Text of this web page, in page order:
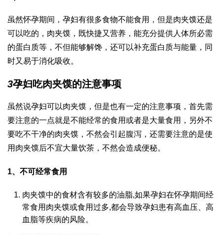
虽然怀孕期间，孕妇有很多食物不能食用，但是肉夹馍还是
可以吃的，肉夹馍，既快捷又营养，能充分提供人体所必需
的蛋白质等，不但能够解馋，还可以补充蛋白质与能量，同
时又易于消化吸收。
3孕妇吃肉夹馍的注意事项
虽然说孕妇可以肉夹馍，但是也有一定的注意事项，首先需
要注意的一点就是不能经常的食用或者是大量食用，另外不
要吃不干净的肉夹馍，不然会引起腹泻，还需要注意的是使
用肉夹馍后不宜大量饮茶，不然会造成便秘。
1、不可经常食用
肉夹馍中的食材含有较多的油脂,如果孕妇在怀孕期间经
常食用肉夹馍或食用过多,都会导致孕妇患有高血压、高
血脂等疾病的风险。